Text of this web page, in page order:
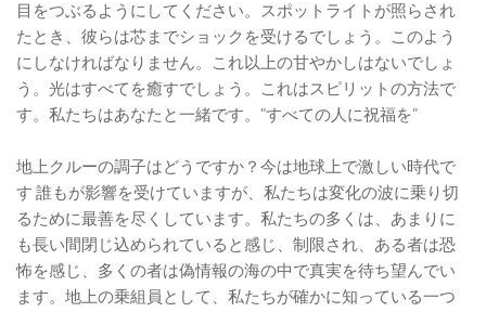
目をつぶるようにしてください。スポットライトが照らされ
たとき、彼らは芯までショックを受けるでしょう。このよう
にしなければなりません。これ以上の甘やかしはないでしょ
う。光はすべてを癒すでしょう。これはスピリットの方法で
す。私たちはあなたと一緒です。”すべての人に祝福を”
地上クルーの調子はどうですか？今は地球上で激しい時代で
す 誰もが影響を受けていますが、私たちは変化の波に乗り切
るために最善を尽くしています。私たちの多くは、あまりに
も長い間閉じ込められていると感じ、制限され、ある者は恐
怖を感じ、多くの者は偽情報の海の中で真実を待ち望んでい
ます。地上の乗組員として、私たちが確かに知っている一つ